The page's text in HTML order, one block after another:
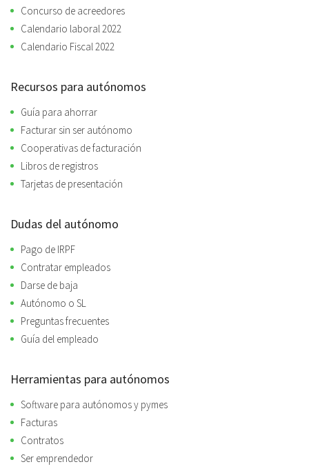
Concurso de acreedores
Calendario laboral 2022
Calendario Fiscal 2022
Recursos para autónomos
Guía para ahorrar
Facturar sin ser autónomo
Cooperativas de facturación
Libros de registros
Tarjetas de presentación
Dudas del autónomo
Pago de IRPF
Contratar empleados
Darse de baja
Autónomo o SL
Preguntas frecuentes
Guía del empleado
Herramientas para autónomos
Software para autónomos y pymes
Facturas
Contratos
Ser emprendedor